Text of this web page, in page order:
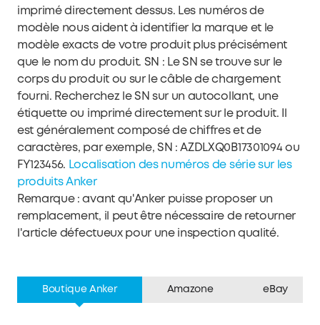
imprimé directement dessus. Les numéros de
modèle nous aident à identifier la marque et le
modèle exacts de votre produit plus précisément
que le nom du produit. SN : Le SN se trouve sur le
corps du produit ou sur le câble de chargement
fourni. Recherchez le SN sur un autocollant, une
étiquette ou imprimé directement sur le produit. Il
est généralement composé de chiffres et de
caractères, par exemple, SN : AZDLXQ0B17301094 ou
FY123456. Localisation des numéros de série sur les
produits Anker
Remarque : avant qu'Anker puisse proposer un
remplacement, il peut être nécessaire de retourner
l'article défectueux pour une inspection qualité.
Boutique Anker Amazone eBay